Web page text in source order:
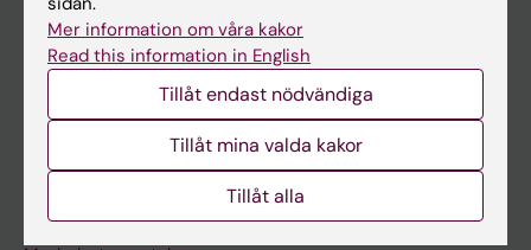
Schema
Studentmejlen
Kurs- och programwebbar
Medarbetare
Mer information om våra kakor
Read this information in English
Tillåt endast nödvändiga
Tillåt mina valda kakor
Tillåt alla